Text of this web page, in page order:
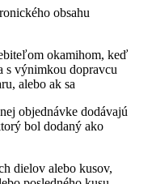
obsahu
okamihom, keď
s výnimkou dopravcu
alebo ak sa
objednávke dodávajú
bol dodaný ako
dielov alebo kusov,